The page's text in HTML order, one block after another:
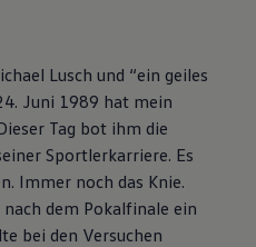
Lusch und “ein geiles
Juni 1989 hat mein
Tag bot ihm die
Sportlerkarriere. Es
Immer noch das Knie.
dem Pokalfinale ein
bei den Versuchen